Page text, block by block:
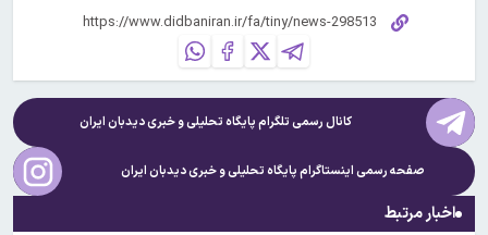
کانال رسمی تلگرام پایگاه تحلیلی و خبریدیدبان ایران
صفحه رسمی اینستاگرام پایگاه تحلیلی و خبریدیدبان ایران
اخبار مرتبط